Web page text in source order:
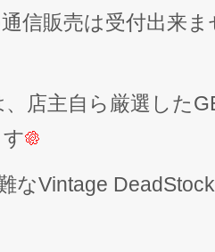
信販売は受付出来
、店主自ら厳選した
なVintage